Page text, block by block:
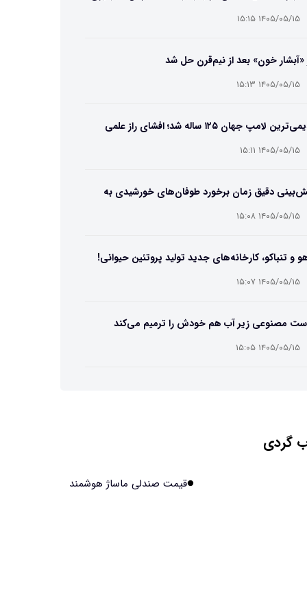
۱۴۰۵/۰۵/۱۵ ۱۵:۱۵
«آبشار خون» بعد از نیم‌قرن حل شد
۱۴۰۵/۰۵/۱۵ ۱۵:۱۳
قدیمی‌ترین لامپ جهان ۱۲۵ ساله شد؛ افشای راز علمی
لامپ سنتنیال
۱۴۰۵/۰۵/۱۵ ۱۵:۱۱
دقیق زمان برخورد طوفان‌های خورشیدی به
ممکن شد
۱۴۰۵/۰۵/۱۵ ۱۵:۰۸
و تنباکو، کارخانه‌های جدید تولید پروتئین حیوانی!
۱۴۰۵/۰۵/۱۵ ۱۵:۰۷
مصنوعی زیر آب هم خودش را ترمیم می‌کند
۱۴۰۵/۰۵/۱۵ ۱۵:۰۵
فضایی چین به مرحله برداشت رسید
گردی
قیمت صندلی ماساژ هوشمند